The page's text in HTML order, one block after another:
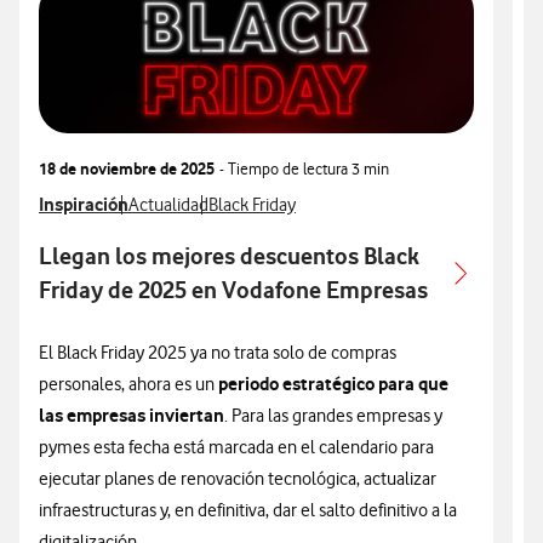
18 de noviembre de 2025 - Tiempo de lectura3 min
Ver más articulos relacionados con
InspiraciónVer más artículos con
ActualidadVer más artículos con
Black Friday
Llegan los mejores descuentos Black
Friday de 2025 en Vodafone Empresas
El Black Friday 2025 ya no trata solo de compras
personales, ahora es un periodo estratégico para que
las empresas inviertan. Para las grandes empresas y
pymes esta fecha está marcada en el calendario para
ejecutar planes de renovación tecnológica, actualizar
infraestructuras y, en definitiva, dar el salto definitivo a la